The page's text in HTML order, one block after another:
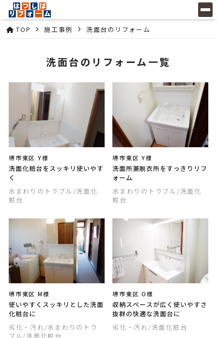
TOP 施工事例 洗面台のリフォーム
洗面台のリフォーム一覧
堺市東区 Y様
洗面化粧台をスッキリ使いやす
く
水まわりのトラブル /洗面化
粧台
堺市東区 Y様
洗面所兼脱衣所をすっきりリフ
ォーム
水まわりのトラブル /洗面化
粧台
堺市東区 M様
使いやすくスッキリとした洗面
化粧台に
劣化・汚れ/水まわりのトラ
ブル/洗面化粧台
堺市東区 O様
収納スペースが広く使いやすさ
抜群の快適な洗面台に
劣化・汚れ/洗面化粧台